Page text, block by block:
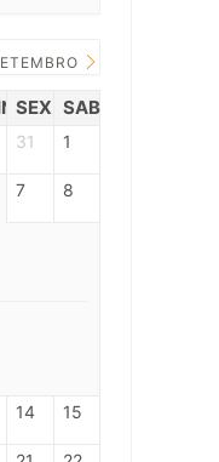
SEX SAB
31 1
7 8
14 15